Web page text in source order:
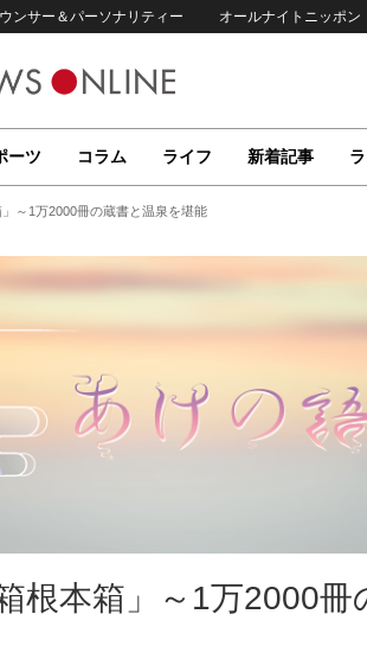
ンサー＆パーソナリティー オールナイトニッポン
ーツ コラム ライフ 新着記事
～1万2000冊の蔵書と温泉を堪能
根本箱」～1万2000冊